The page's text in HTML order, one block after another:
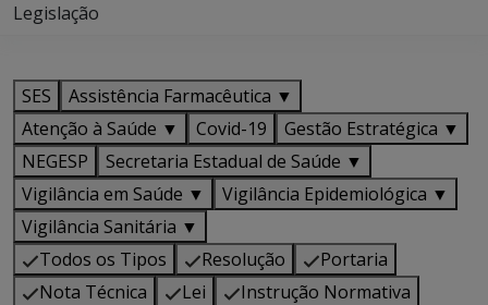
Legislação
SES
Assistência Farmacêutica ▼
Atenção à Saúde ▼
Covid-19
Gestão Estratégica ▼
NEGESP
Secretaria Estadual de Saúde ▼
Vigilância em Saúde ▼
Vigilância Epidemiológica ▼
Vigilância Sanitária ▼
Todos os Tipos
Resolução
Portaria
Nota Técnica
Lei
Instrução Normativa